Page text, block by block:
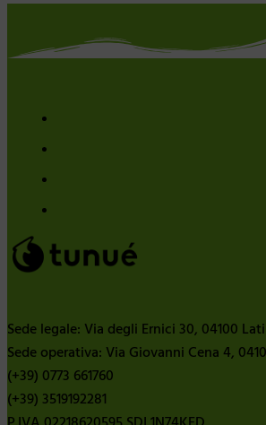
Sede legale: Via degli Ernici 30, 04100
Sede operativa: Via Giovanni Cena 4,
(+39) 0773 661760
(+39) 3519192281